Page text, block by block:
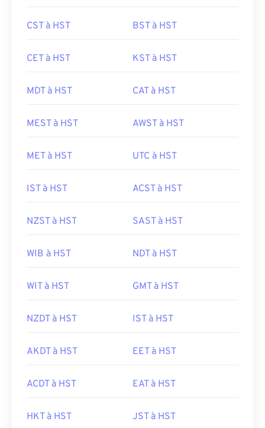
CST à HST BST à HST
CET à HST KST à HST
MDT à HST CAT à HST
MEST à HST AWST à HST
MET à HST UTC à HST
IST à HST ACST à HST
NZST à HST SAST à HST
WIB à HST NDT à HST
WIT à HST GMT à HST
NZDT à HST IST à HST
AKDT à HST EET à HST
ACDT à HST EAT à HST
HKT à HST JST à HST